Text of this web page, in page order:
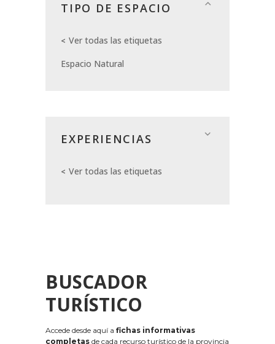
TIPO DE ESPACIO
Ver todas las etiquetas
Espacio Natural
EXPERIENCIAS
Ver todas las etiquetas
BUSCADOR
TURÍSTICO
Accede desde aquí a fichas informativas
completas de cada recurso turístico de la provincia